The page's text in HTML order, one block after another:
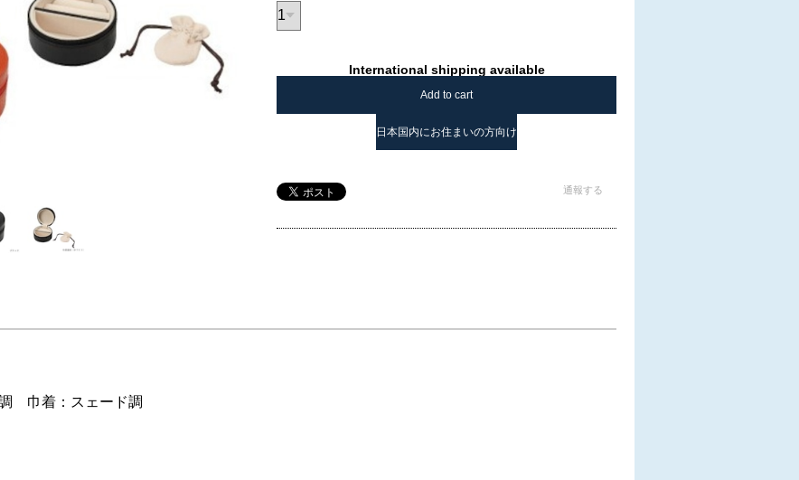
International shipping available
Add to cart
日本国内にお住まいの方向け
通報する
巾着：スェード調